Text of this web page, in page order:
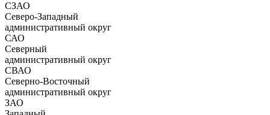
СЗАО
Северо-Западный
административный округ
САО
Северный
административный округ
СВАО
Северно-Восточный
административный округ
ЗАО